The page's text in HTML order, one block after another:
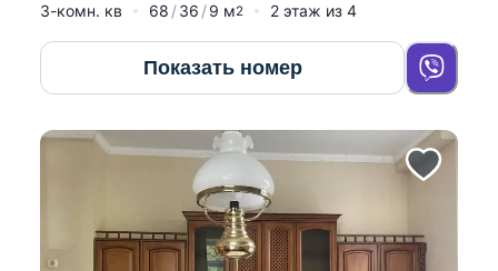
3-комн. кв 68 36 9 м2 2 этаж из 4
Показать номер